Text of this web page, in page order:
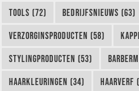
TOOLS (72) BEDRIJFSNIEUWS (63)
VERZORGINSPRODUCTEN (58)
STYLINGPRODUCTEN (53)
HAARKLEURINGEN (34) HAARVERF